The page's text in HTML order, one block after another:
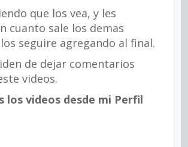
que los vea, y les
cuanto sale los demas
seguire agregando al final.
de dejar comentarios
videos.
los videos desde mi Perfil